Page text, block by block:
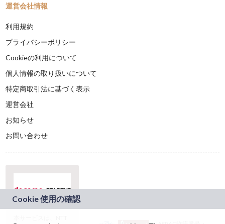
運営会社情報
利用規約
プライバシーポリシー
Cookieの利用について
個人情報の取り扱いについて
特定商取引法に基づく表示
運営会社
お知らせ
お問い合わせ